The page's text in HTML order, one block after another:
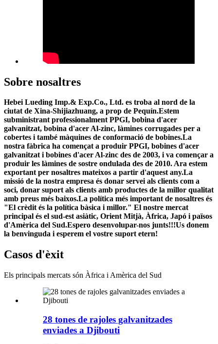
Sobre nosaltres
Hebei Lueding Imp.& Exp.Co., Ltd. es troba al nord de la
ciutat de Xina-Shijiazhuang, a prop de Pequín.Estem
subministrant professionalment PPGI, bobina d'acer
galvanitzat, bobina d'acer Al-zinc, làmines corrugades per a
cobertes i també màquines de conformació de bobines.La
nostra fàbrica ha començat a produir PPGI, bobines d'acer
galvanitzat i bobines d'acer Al-zinc des de 2003, i va començar a
produir les làmines de sostre ondulada des de 2010. Ara estem
exportant per nosaltres mateixos a partir d'aquest any.La
missió de la nostra empresa és donar servei als clients com a
soci, donar suport als clients amb productes de la millor qualitat
amb preus més baixos.La política més important de nosaltres és
"El crèdit és la política bàsica i millor." El nostre mercat
principal és el sud-est asiàtic, Orient Mitjà, Àfrica, Japó i països
d'Amèrica del Sud.Espero desenvolupar-nos junts!!!Us donem
la benvinguda i esperem el vostre suport etern!
Casos d'èxit
Els principals mercats són Àfrica i Amèrica del Sud
28 tones de rajoles galvanitzades
enviades a Djibouti